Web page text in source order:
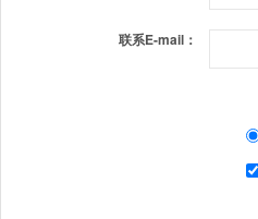
联系E-mail：